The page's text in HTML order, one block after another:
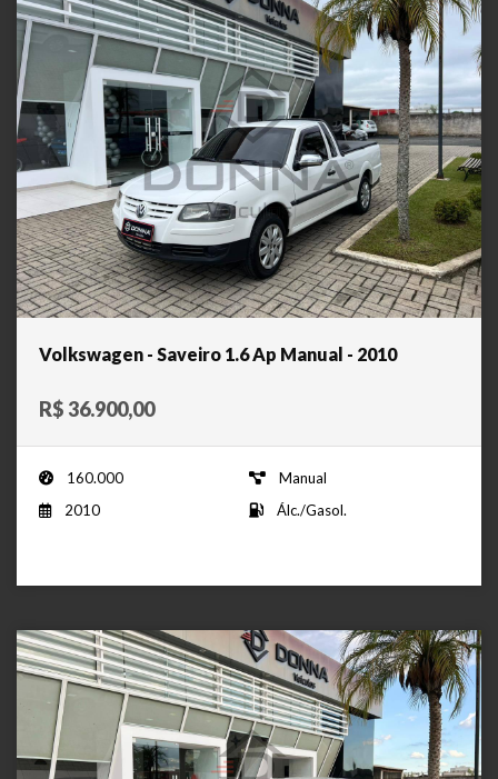
Volkswagen - Saveiro 1.6 Ap Manual - 2010
R$ 36.900,00
160.000
Manual
2010
Álc./Gasol.